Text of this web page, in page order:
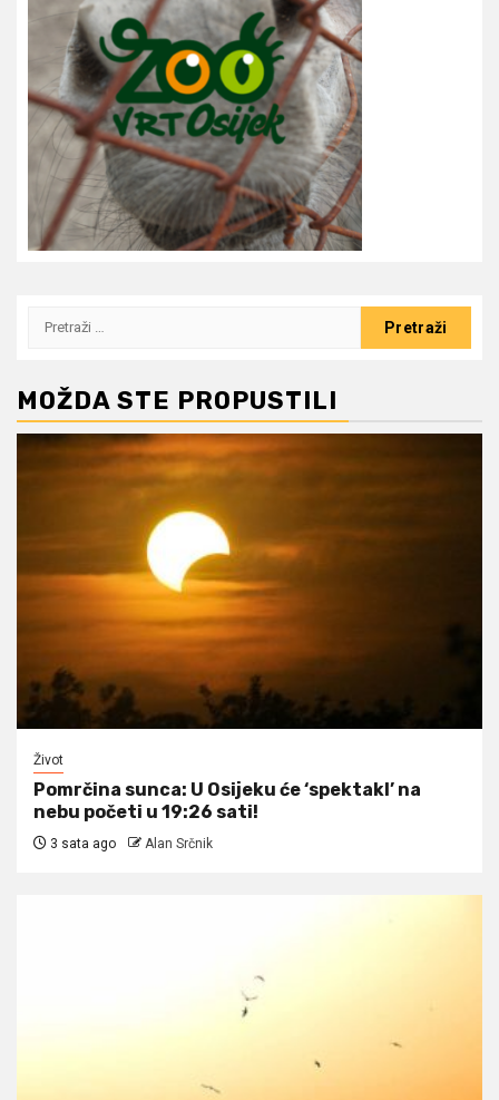
Pretraži:
MOŽDA STE PROPUSTILI
Život
Pomrčina sunca: U Osijeku će ‘spektakl’ na
nebu početi u 19:26 sati!
3 sata ago Alan Srčnik